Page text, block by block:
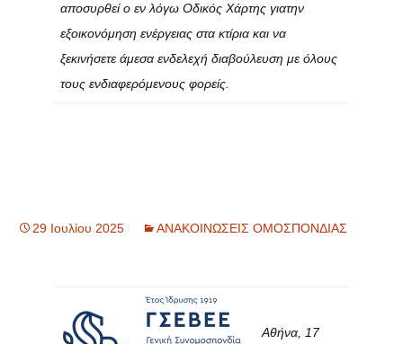
αποσυρθεί ο εν λόγω Οδικός Χάρτης γιατην
εξοικονόμηση ενέργειας στα κτίρια και να
ξεκινήσετε άμεσα ενδελεχή διαβούλευση με όλους
τους ενδιαφερόμενους φορείς.
29 Ιουλίου 2025 ΑΝΑΚΟΙΝΩΣΕΙΣ ΟΜΟΣΠΟΝΔΙΑΣ
Αθήνα, 17